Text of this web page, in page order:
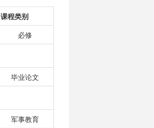
课程类别
必修
毕业论文
军事教育